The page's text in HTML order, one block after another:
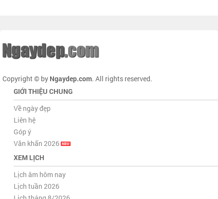
Copyright © by Ngaydep.com. All rights reserved.
GIỚI THIỆU CHUNG
Về ngày đẹp
Liên hệ
Góp ý
Văn khấn 2026
XEM LỊCH
Lịch âm hôm nay
Lịch tuần 2026